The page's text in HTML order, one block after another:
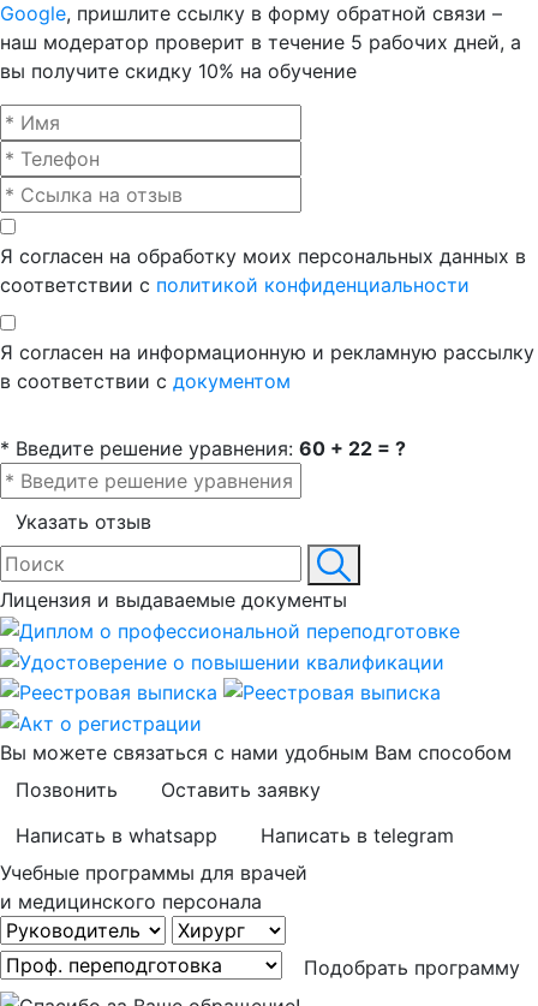
Google, пришлите ссылку в форму обратной связи –
наш модератор проверит в течение 5 рабочих дней, а
вы получите скидку 10% на обучение
Я согласен на обработку моих персональных данных в
соответствии с политикой конфиденциальности
Я согласен на информационную и рекламную рассылку
в соответствии с документом
* Введите решение уравнения: 60 + 22 = ?
Указать отзыв
Лицензия и выдаваемые документы
Вы можете связаться с нами удобным Вам способом
Позвонить
Оставить заявку
Написать в whatsapp
Написать в telegram
Учебные программы для врачей
и медицинского персонала
Подобрать программу